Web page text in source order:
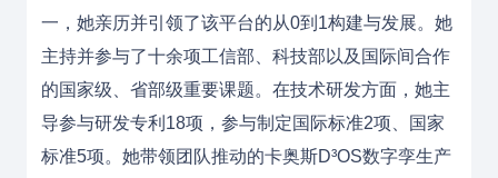
一，她亲历并引领了该平台的从0到1构建与发展。她
主持并参与了十余项工信部、科技部以及国际间合作
的国家级、省部级重要课题。在技术研发方面，她主
导参与研发专利18项，参与制定国际标准2项、国家
标准5项。她带领团队推动的卡奥斯D³OS数字孪生产